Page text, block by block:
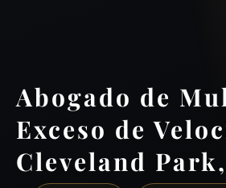
Abogado de
Exceso de
Cleveland